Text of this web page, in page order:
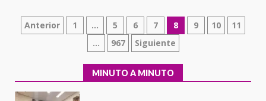
Paginación
entradas
Anterior 1 … 5 6 7 8 9 10
11
…
967 Siguiente
MINUTO A MINUTO
5 agosto 2026
Ciudad Salud: justicia social para
Oaxaca
5 agosto 2026